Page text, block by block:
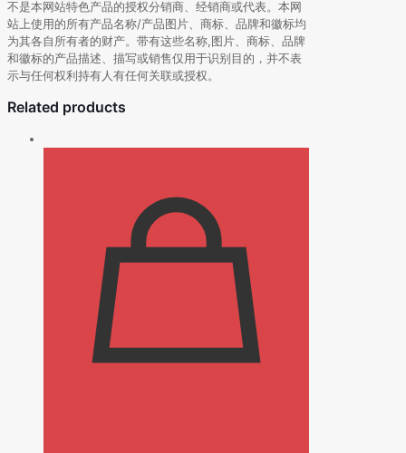
不是本网站特色产品的授权分销商、经销商或代表。本网
站上使用的所有产品名称/产品图片、商标、品牌和徽标均
为其各自所有者的财产。带有这些名称,图片、商标、品牌
和徽标的产品描述、描写或销售仅用于识别目的，并不表
示与任何权利持有人有任何关联或授权。
Related products